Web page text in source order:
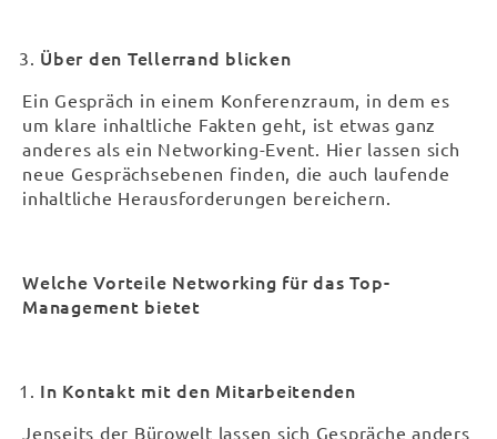
Über den Tellerrand blicken
Ein Gespräch in einem Konferenzraum, in dem es
um klare inhaltliche Fakten geht, ist etwas ganz
anderes als ein Networking-Event. Hier lassen sich
neue Gesprächsebenen finden, die auch laufende
inhaltliche Herausforderungen bereichern.
Welche Vorteile Networking für das Top-
Management bietet
In Kontakt mit den Mitarbeitenden
Jenseits der Bürowelt lassen sich Gespräche anders